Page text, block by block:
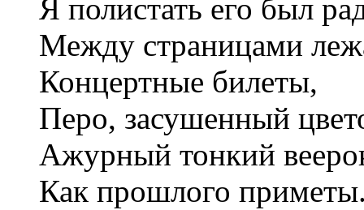
Я полистать его был
Между страницами
Концертные билеты,
Перо, засушенный
Ажурный тонкий
Как прошлого